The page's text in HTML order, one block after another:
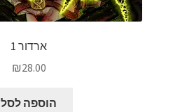
ארדור 1
₪28.00
הוספה לסל